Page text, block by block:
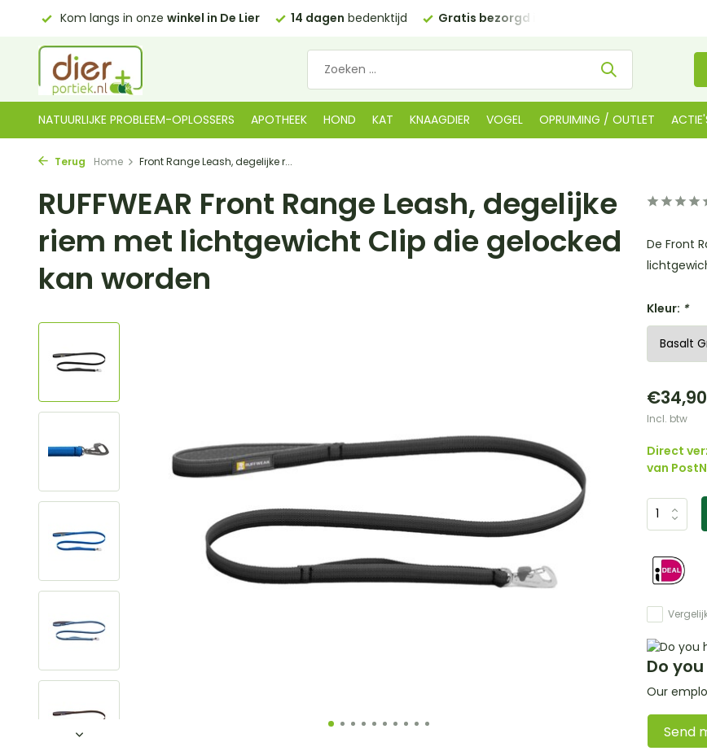
Kom langs in onze winkel in De Lier 14 dagen bedenktijd Gratis bezorgd in NL
NATUURLIJKE PROBLEEM-OPLOSSERS APOTHEEK HOND KAT KNAAGDIER VOGEL OPRUIMING / OUTLET
Terug Home Front Range Leash, degelijke r...
RUFFWEAR Front Range Leash, degelijke
riem met lichtgewicht Clip die gelocked
kan worden
De Front
Kleur: *
€34,90
Incl. btw
Direct
van
Do
Our
Send